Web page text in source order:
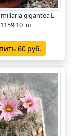
gigantea L
1159 10 шт
60 руб.